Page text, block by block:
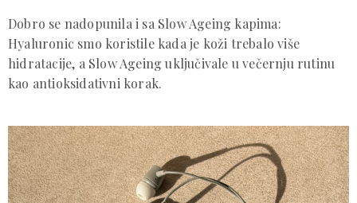
Dobro se nadopunila i sa Slow Ageing kapima:
Hyaluronic smo koristile kada je koži trebalo više
hidratacije, a Slow Ageing uključivale u večernju rutinu
kao antioksidativni korak.